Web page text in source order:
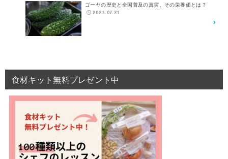
ゴーヤの歴史と全国普及の真実、その栄養価とは？
2026.07.21
食材キット無料プレゼント中